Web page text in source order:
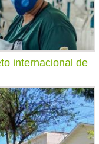
internacional de